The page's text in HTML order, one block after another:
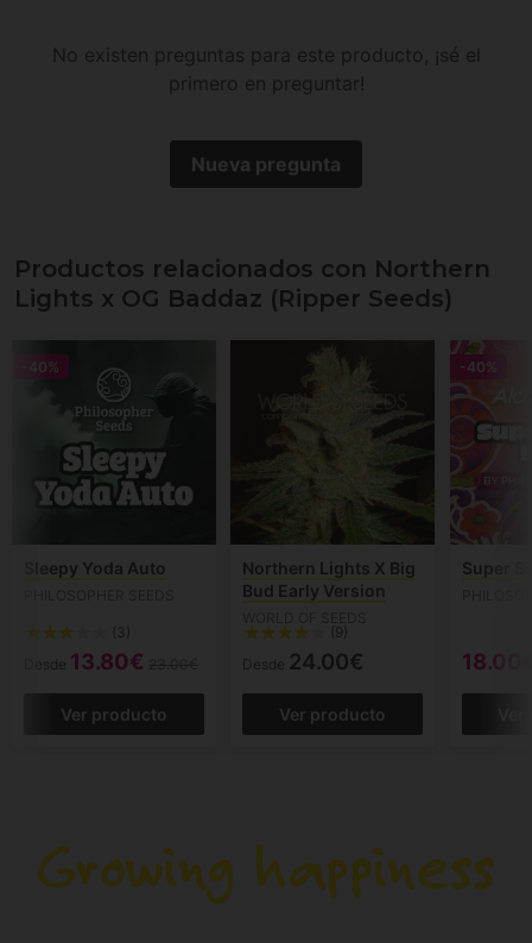
No existen preguntas para este producto, ¡sé el
primero en preguntar!
Nueva pregunta
Productos relacionados con Northern
Lights x OG Baddaz (Ripper Seeds)
-40%
Sleepy Yoda Auto
(3)
Desde 13.80€
Ver producto
Northern Lights X Big
Bud Early Version
(9)
Desde 24.00€
Ver producto
-40%
Super